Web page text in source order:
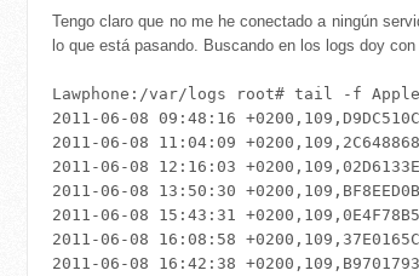
Tengo claro que no me he conectado a ningún
lo que está pasando. Buscando en los logs doy
Lawphone:/var/logs root# tail -f
2011-06-08 09:48:16
2011-06-08 11:04:09 +0200,109,2C648868-
2011-06-08 12:16:03
2011-06-08 13:50:30
2011-06-08 15:43:31 +0200,109,0E4F78B5-
2011-06-08 16:08:58
2011-06-08 16:42:38 +0200,109,B9701793-